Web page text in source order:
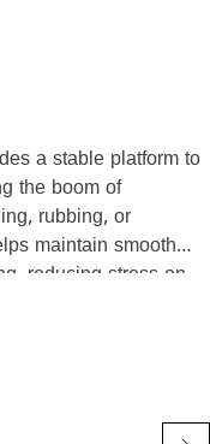
a stable platform to
the boom of
rubbing, or
maintain smooth
reducing stress on
under load. It
sharp edges.